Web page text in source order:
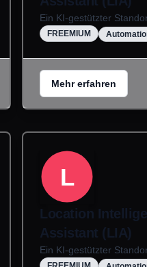
Ein KI-gestützter
FREEMIUM
Mehr erfahren
L
Location
Assistant (LIA)
Ein KI-gestützter